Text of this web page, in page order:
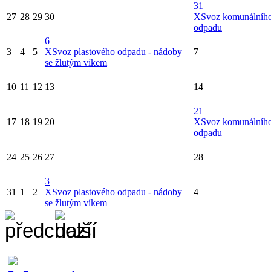
27 28 29 30
31
XSvoz
odpadu
3 4 5
6
XSvoz plastového odpadu - nádoby
se žlutým víkem
7
10 11 12 13 14
17 18 19 20
21
XSvoz
odpadu
24 25 26 27 28
31 1 2
3
XSvoz plastového odpadu - nádoby
se žlutým víkem
4